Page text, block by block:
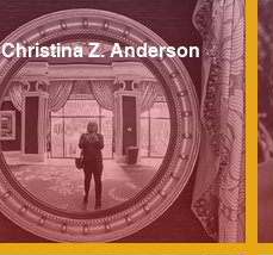
Christina Z. Anderson